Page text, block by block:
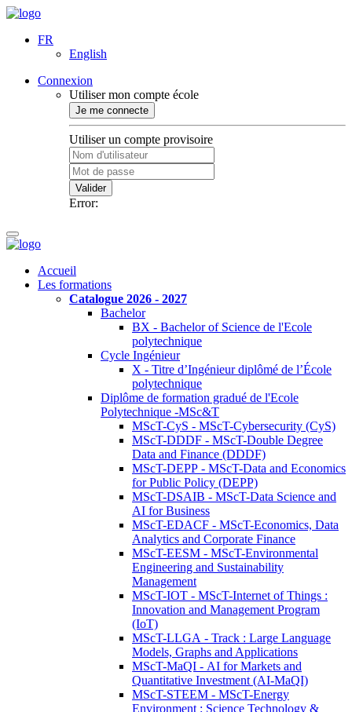
FR
English
Connexion
Utiliser mon compte école
Je me connecte
Utiliser un compte provisoire
Valider
Error:
Accueil
Les formations
Catalogue 2026 - 2027
Bachelor
BX - Bachelor of Science de l'Ecole
polytechnique
Cycle Ingénieur
X - Titre d’Ingénieur diplômé de l’École
polytechnique
Diplôme de formation gradué de l'Ecole
Polytechnique -MSc&T
MScT-CyS - MScT-Cybersecurity (CyS)
MScT-DDDF - MScT-Double Degree
Data and Finance (DDDF)
MScT-DEPP - MScT-Data and Economics
for Public Policy (DEPP)
MScT-DSAIB - MScT-Data Science and
AI for Business
MScT-EDACF - MScT-Economics, Data
Analytics and Corporate Finance
MScT-EESM - MScT-Environmental
Engineering and Sustainability
Management
MScT-IOT - MScT-Internet of Things :
Innovation and Management Program
(IoT)
MScT-LLGA - Track : Large Language
Models, Graphs and Applications
MScT-MaQI - AI for Markets and
Quantitative Investment (AI-MaQI)
MScT-STEEM - MScT-Energy
Environment : Science Technology &